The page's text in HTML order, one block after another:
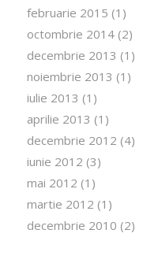
februarie 2015 (1)
octombrie 2014(2)
decembrie 2013 (1)
noiembrie 2013 (1)
iulie 2013 (1)
aprilie 2013 (1)
decembrie 2012 (4)
iunie 2012 (3)
mai 2012 (1)
martie 2012 (1)
decembrie 2010 (2)